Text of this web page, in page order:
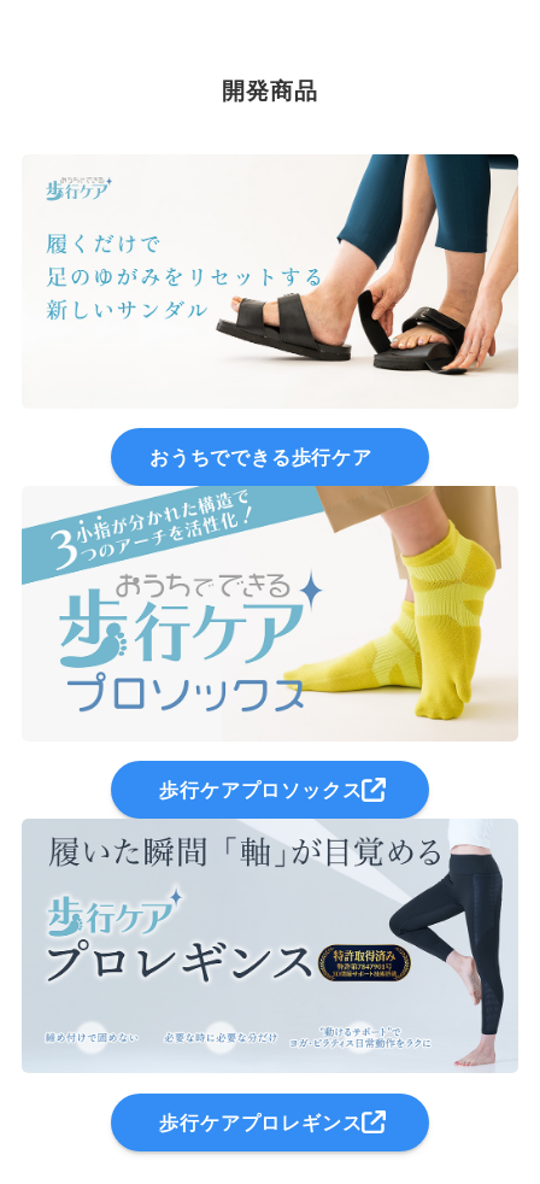
開発商品
おうちでできる歩行ケア
歩行ケアプロソックス
歩行ケアプロレギンス